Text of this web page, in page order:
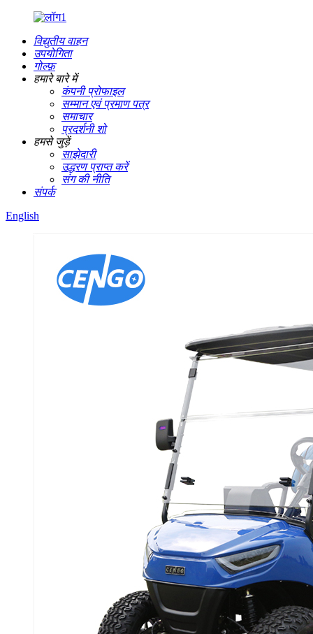
विद्युतीय वाहन
उपयोगिता
गोल्फ़
हमारे बारे में
कंपनी प्रोफाइल
सम्मान एवं प्रमाण पत्र
समाचार
प्रदर्शनी शो
हमसे जुड़ें
साझेदारी
उद्धरण प्राप्त करें
संग की नीति
संपर्क
English